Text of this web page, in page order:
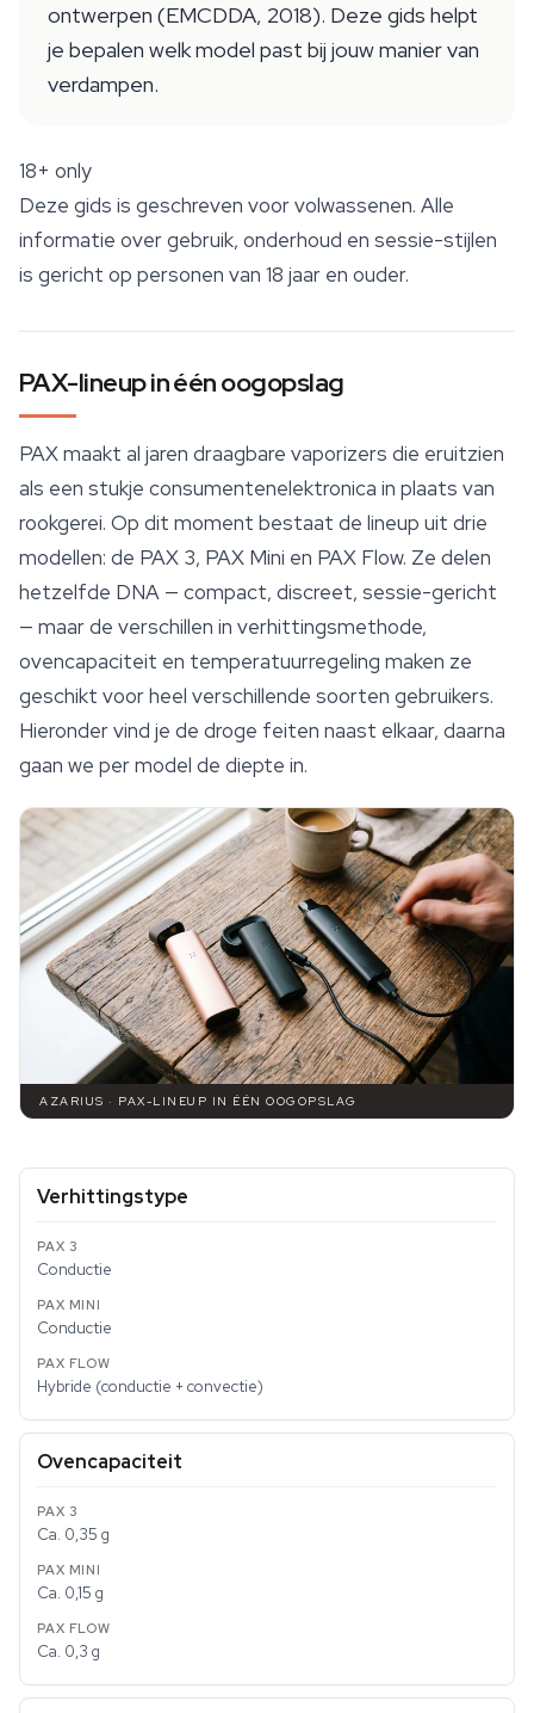
ontwerpen (EMCDDA, 2018). Deze gids helpt
je bepalen welk model past bij jouw manier van
verdampen.
18+ only
Deze gids is geschreven voor volwassenen. Alle
informatie over gebruik, onderhoud en sessie-stijlen
is gericht op personen van 18 jaar en ouder.
PAX-lineup in één oogopslag
PAX maakt al jaren draagbare vaporizers die eruitzien
als een stukje consumentenelektronica in plaats van
rookgerei. Op dit moment bestaat de lineup uit drie
modellen: de PAX 3, PAX Mini en PAX Flow. Ze delen
hetzelfde DNA — compact, discreet, sessie-gericht
— maar de verschillen in verhittingsmethode,
ovencapaciteit en temperatuurregeling maken ze
geschikt voor heel verschillende soorten gebruikers.
Hieronder vind je de droge feiten naast elkaar, daarna
gaan we per model de diepte in.
AZARIUS · PAX-LINEUP IN ÉÉN OOGOPSLAG
Verhittingstype
Conductie
Conductie
Hybride (conductie + convectie)
Ovencapaciteit
Ca. 0,35 g
Ca. 0,15 g
Ca. 0,3 g